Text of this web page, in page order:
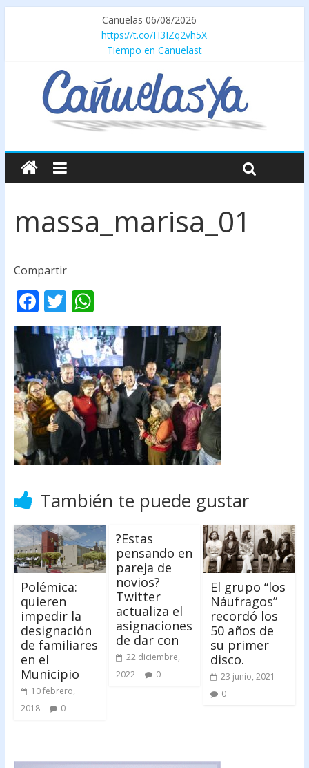
Cañuelas 06/08/2026
https://t.co/H3IZq2vh5X
Tiempo en Canuelast
massa_marisa_01
Compartir
F
ac
e
b
o
o
k
T
w
itt
er
W
h
at
s
A
p
p
También te puede gustar
Polémica:
quieren
impedir la
designación
de familiares
en el
Municipio
10 febrero,
2018
0
?Estas
pensando en
pareja de
novios?
Twitter
actualiza el
asignaciones
de dar con
22 diciembre,
2022
0
El grupo “los
Náufragos”
recordó los
50 años de
su primer
disco.
23 junio, 2021
0